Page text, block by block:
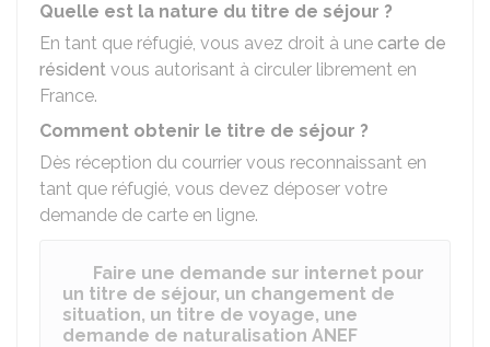
Quelle est la nature du titre de séjour ?
En tant que réfugié, vous avez droit à une carte de
résident vous autorisant à circuler librement en
France.
Comment obtenir le titre de séjour ?
Dès réception du courrier vous reconnaissant en
tant que réfugié, vous devez déposer votre
demande de carte en ligne.
Faire une demande sur internet pour
un titre de séjour, un changement de
situation, un titre de voyage, une
demande de naturalisation ANEF